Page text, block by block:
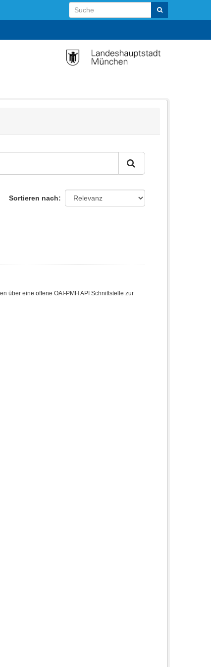
Sortieren nach
über eine offene OAI-PMH API Schnittstelle zur